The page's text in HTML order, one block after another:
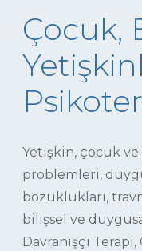
Çocuk,
Yetişkin, çocuk
problemleri,
bozuklukları,
bilişsel ve
Davranışçı